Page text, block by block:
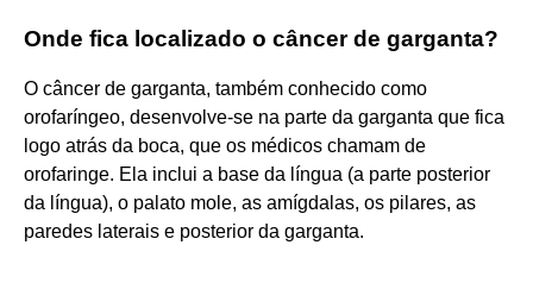
Onde fica localizado o câncer de garganta?
O câncer de garganta, também conhecido como
orofaríngeo, desenvolve-se na parte da garganta que fica
logo atrás da boca, que os médicos chamam de
orofaringe. Ela inclui a base da língua (a parte posterior
da língua), o palato mole, as amígdalas, os pilares, as
paredes laterais e posterior da garganta.